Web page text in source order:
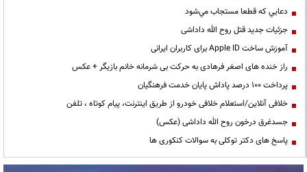
دعايي كه قطعا مستجاب مي‌شود
جزئیات جدید قتل روح الله داداشی
آموزش ساخت Apple ID برای کاربران ایرانی
راز خنده های اصغر فرهادی به حرکت بی شرمانه خانم بازیگر + عکس
پرداخت ۱۰۰ درصد پاداش پایان خدمت فرهنگیان
خلافی آنلاین/استعلام خلافی خودرو از طریق اینترنت، پیام کوتاه ، تلفن
جسدغرق درخون روح الله داداشی (عکس)
پاسخ های دکتر توکلی به سوالات کنکوری ها